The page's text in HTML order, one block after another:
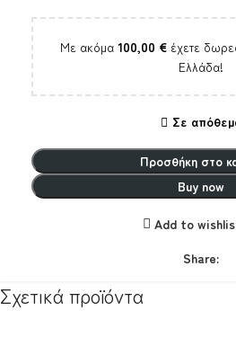
Με ακόμα 100,00 € έχετε
Ελλάδα!
Σε
Προσθήκη στο
Buy now
Add to
Share:
Σχετικά προϊόντα